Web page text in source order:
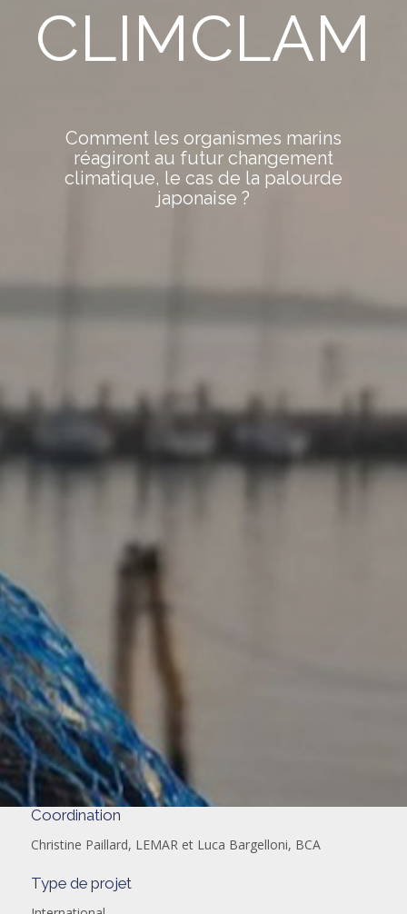
CLIMCLAM
Comment les organismes marins
réagiront au futur changement
climatique, le cas de la palourde
japonaise ?
Coordination
Christine Paillard, LEMAR et Luca Bargelloni, BCA
Type de projet